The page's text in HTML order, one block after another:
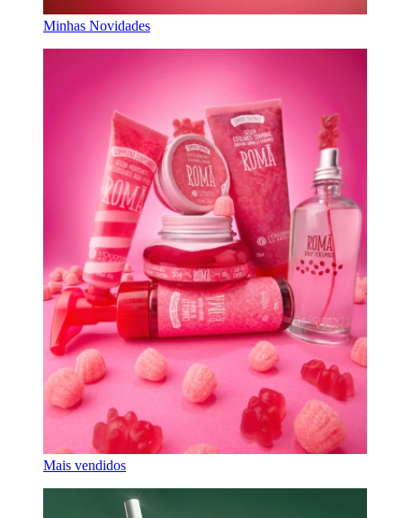
Minhas Novidades
Mais vendidos